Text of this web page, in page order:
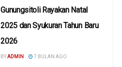
Gunungsitoli Rayakan Natal
2025 dan Syukuran Tahun Baru
2026
BYADMIN 7 BULAN AGO